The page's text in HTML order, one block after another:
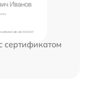
сертификатом